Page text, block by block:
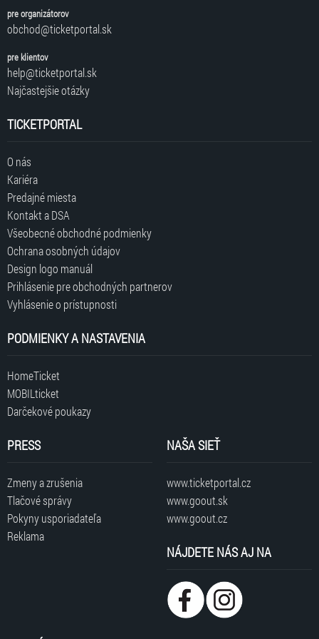
pre organizátorov
obchod@ticketportal.sk
pre klientov
help@ticketportal.sk
Najčastejšie otázky
TICKETPORTAL
O nás
Kariéra
Predajné miesta
Kontakt a DSA
Všeobecné obchodné podmienky
Ochrana osobných údajov
Design logo manuál
Prihlásenie pre obchodných partnerov
Vyhlásenie o prístupnosti
PODMIENKY A NASTAVENIA
HomeTicket
MOBILticket
Darčekové poukazy
PRESS
Zmeny a zrušenia
Tlačové správy
Pokyny usporiadateľa
Reklama
NAŠA SIEŤ
www.ticketportal.cz
www.goout.sk
www.goout.cz
NÁJDETE NÁS AJ NA